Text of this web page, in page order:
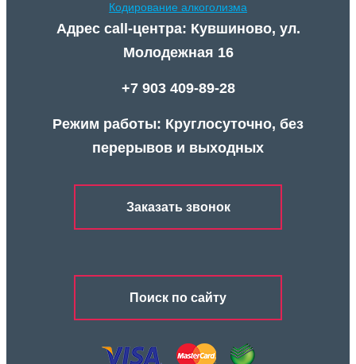
Кодирование алкоголизма
Адрес call-центра: Кувшиново, ул.
Молодежная 16
+7 903 409-89-28
Режим работы: Круглосуточно, без
перерывов и выходных
Заказать звонок
Поиск по сайту